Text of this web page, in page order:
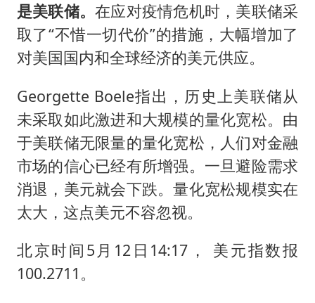
是美联储。在应对疫情危机时，美联储采
取了“不惜一切代价”的措施，大幅增加了
对美国国内和全球经济的美元供应。
Georgette Boele指出，历史上美联储从
未采取如此激进和大规模的量化宽松。由
于美联储无限量的量化宽松，人们对金融
市场的信心已经有所增强。一旦避险需求
消退，美元就会下跌。量化宽松规模实在
太大，这点美元不容忽视。
北京时间5月12日14:17， 美元指数报
100.2711。